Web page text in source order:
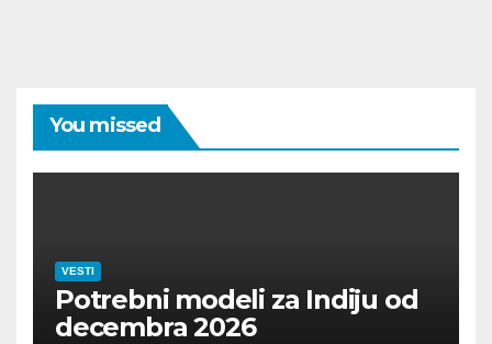
You missed
VESTI
Potrebni modeli za Indiju od
decembra 2026